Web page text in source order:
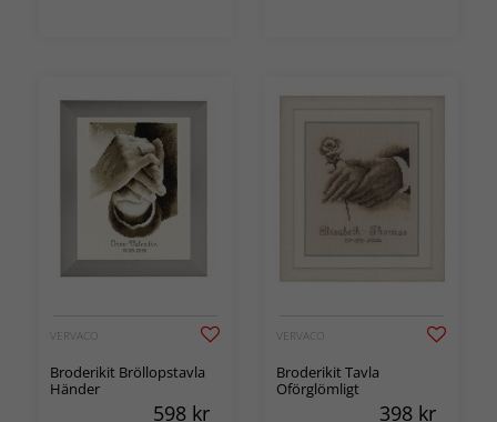
VERVACO
Broderikit Bröllopstavla
Händer
598 kr
VERVACO
Broderikit Tavla
Oförglömligt
398 kr